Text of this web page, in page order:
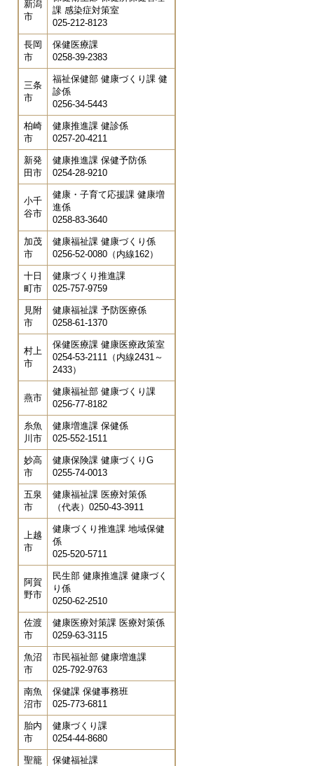
新潟
市
課 感染症対策室
025-212-8123
長岡
市
保健医療課
0258-39-2383
三条
市
福祉保健部 健康づくり課 健
診係
0256-34-5443
柏崎
市
健康推進課 健診係
0257-20-4211
新発
田市
健康推進課 保健予防係
0254-28-9210
小千
谷市
健康・子育て応援課 健康増
進係
0258-83-3640
加茂
市
健康福祉課 健康づくり係
0256-52-0080（内線162）
十日
町市
健康づくり推進課
025-757-9759
見附
市
健康福祉課 予防医療係
0258-61-1370
村上
市
保健医療課 健康医療政策室
0254-53-2111（内線2431～
2433）
燕市
健康福祉部 健康づくり課
0256-77-8182
糸魚
川市
健康増進課 保健係
025-552-1511
妙高
市
健康保険課 健康づくりG
0255-74-0013
五泉
市
健康福祉課 医療対策係
（代表）0250-43-3911
上越
市
健康づくり推進課 地域保健
係
025-520-5711
阿賀
野市
民生部 健康推進課 健康づく
り係
0250-62-2510
佐渡
市
健康医療対策課 医療対策係
0259-63-3115
魚沼
市
市民福祉部 健康増進課
025-792-9763
南魚
沼市
保健課 保健事務班
025-773-6811
胎内
市
健康づくり課
0254-44-8680
聖籠
保健福祉課